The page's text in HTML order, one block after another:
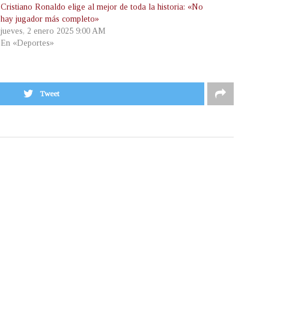
Cristiano Ronaldo elige al mejor de toda la historia: «No
hay jugador más completo»
jueves, 2 enero 2025 9:00 AM
En «Deportes»
Tweet